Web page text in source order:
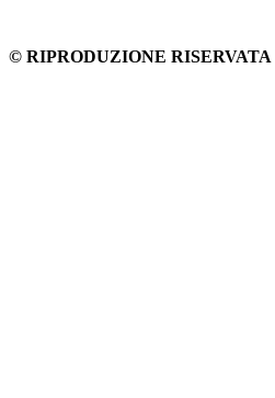
© RIPRODUZIONE RISERVATA